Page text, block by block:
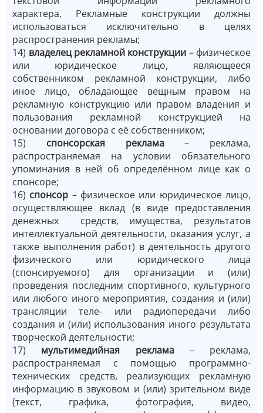
характера. Рекламные конструкции должны
использоваться исключительно в целях
распространения рекламы;
14) владелец рекламной конструкции – физическое
или юридическое лицо, являющееся
собственником рекламной конструкции, либо
иное лицо, обладающее вещным правом на
рекламную конструкцию или правом владения и
пользования рекламной конструкцией на
основании договора с её собственником;
15) спонсорская реклама– реклама,
распространяемая на условии обязательного
упоминания в ней об определённом лице как о
спонсоре;
16) спонсор – физическое или юридическое лицо,
осуществляющее вклад (в виде предоставления
денежных средств, имущества, результатов
интеллектуальной деятельности, оказания услуг, а
также выполнения работ) в деятельность другого
физического или юридического лица
(спонсируемого) для организации и (или)
проведения последним спортивного, культурного
или любого иного мероприятия, создания и (или)
трансляции теле- или радиопередачи либо
создания и (или) использования иного результата
творческой деятельности;
17) мультимедийная реклама– реклама,
распространяемая с помощью программно-
технических средств, реализующих рекламную
информацию в звуковом и (или) зрительном виде
(текст, графика, фотография, видео,